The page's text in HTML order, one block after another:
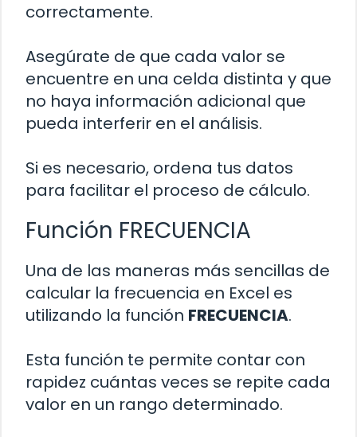
correctamente.
Asegúrate de que cada valor se
encuentre en una celda distinta y que
no haya información adicional que
pueda interferir en el análisis.
Si es necesario, ordena tus datos
para facilitar el proceso de cálculo.
Función FRECUENCIA
Una de las maneras más sencillas de
calcular la frecuencia en Excel es
utilizando la función FRECUENCIA.
Esta función te permite contar con
rapidez cuántas veces se repite cada
valor en un rango determinado.